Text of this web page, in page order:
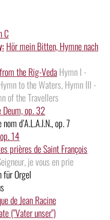
C
Hör mein Bitten, Hymne nach
the Rig-VedaHymn I -
to the Waters, Hymn III -
of the Travellers
Deum, op. 32
d’A.L.A.I.N., op. 7
14
prières de Saint François
je vous en prie
für Orgel
de Jean Racine
("Vater unser")